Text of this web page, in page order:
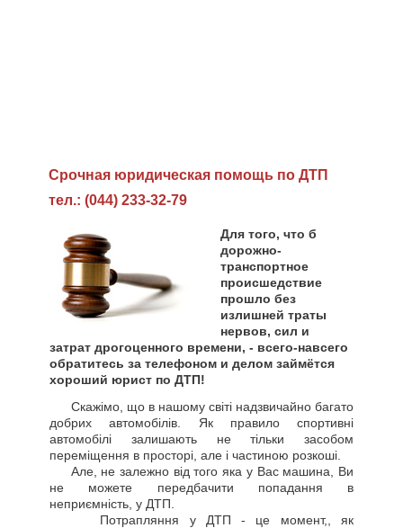
Cрочная юридическая помощь по ДТП
тел.: (044) 233-32-79
Для того, что б
дорожно-
транспортное
происшедствие
прошло без
излишней траты
нервов, сил и
затрат дрогоценного времени, - всего-навсего
обратитесь за телефоном и делом займётся
хороший юрист по ДТП!
Скажімо, що в нашому світі надзвичайно багато
добрих автомобілів. Як правило спортивні
автомобілі залишають не тільки засобом
переміщення в просторі, але і частиною розкоші.
Але, не залежно від того яка у Вас машина, Ви
не можете передбачити попадання в
неприємність, у ДТП.
Потрапляння у ДТП - це момент,, як